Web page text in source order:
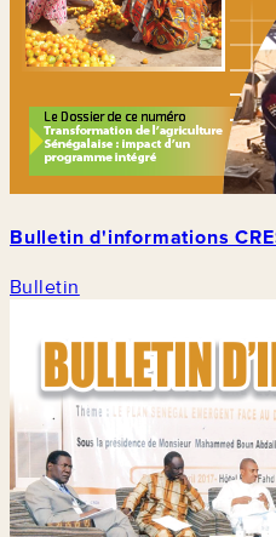
Bulletin d'informations
Bulletin